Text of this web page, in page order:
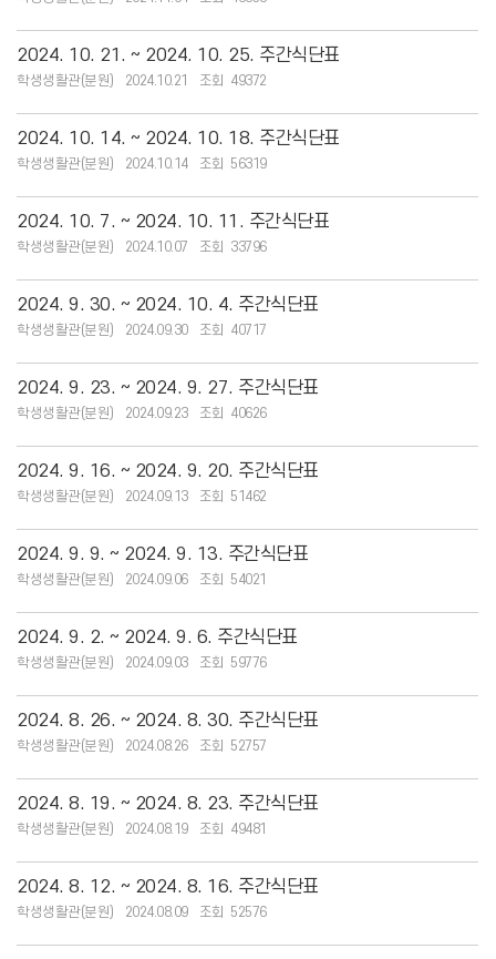
2024. 10. 21. ~ 2024. 10. 25. 주간식단표
학생생활관(분원) 2024.10.21 49372
2024. 10. 14. ~ 2024. 10. 18. 주간식단표
학생생활관(분원) 2024.10.14 56319
2024. 10. 7. ~ 2024. 10. 11. 주간식단표
학생생활관(분원) 2024.10.07 33796
2024. 9. 30. ~ 2024. 10. 4. 주간식단표
학생생활관(분원) 2024.09.30 40717
2024. 9. 23. ~ 2024. 9. 27. 주간식단표
학생생활관(분원) 2024.09.23 40626
2024. 9. 16. ~ 2024. 9. 20. 주간식단표
학생생활관(분원) 2024.09.13 51462
2024. 9. 9. ~ 2024. 9. 13. 주간식단표
학생생활관(분원) 2024.09.06 54021
2024. 9. 2. ~ 2024. 9. 6. 주간식단표
학생생활관(분원) 2024.09.03 59776
2024. 8. 26. ~ 2024. 8. 30. 주간식단표
학생생활관(분원) 2024.08.26 52757
2024. 8. 19. ~ 2024. 8. 23. 주간식단표
학생생활관(분원) 2024.08.19 49481
2024. 8. 12. ~ 2024. 8. 16. 주간식단표
학생생활관(분원) 2024.08.09 52576